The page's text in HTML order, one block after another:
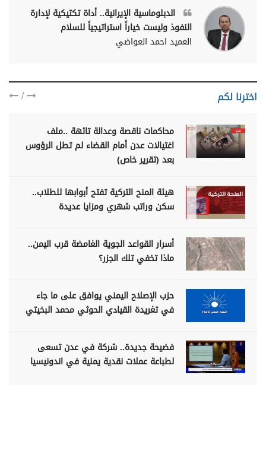
الدبلوماسية الإيرانية.. أداة تكتيكية لإدارة
النفوذ وليست خياراً استراتيجياً للسلام
العميد احمد العواضي
اخترنا لكم /
محاكمات ناقصة وعدالة تائهة ..ملف
اغتيالات عدن أمام القضاء لم تطل الرؤوس
بعد (تقرير خاص)
هيئة المنح التركية تفتح أبوابها للطلاب..
سكن وراتب شهري ومزايا عديدة
أسرار القواعد الجوية الغامضة قرب اليمن..
ماذا تخفي تلك الجزر؟
حزب الإصلاح اليمني يوافق على ما جاء
في تغريدة القيادي الحوثي محمد البخيتي
فضيحة جديدة.. شركة في عدن تسعى
لطباعة عملات نقدية يمنية في اندونيسيا